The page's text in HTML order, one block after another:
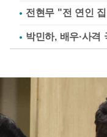
전현무 "전 연인
박민하, 배우·사격